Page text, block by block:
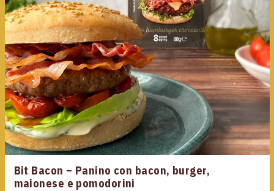
Bit Bacon – Panino con bacon, burger,
maionese e pomodorini